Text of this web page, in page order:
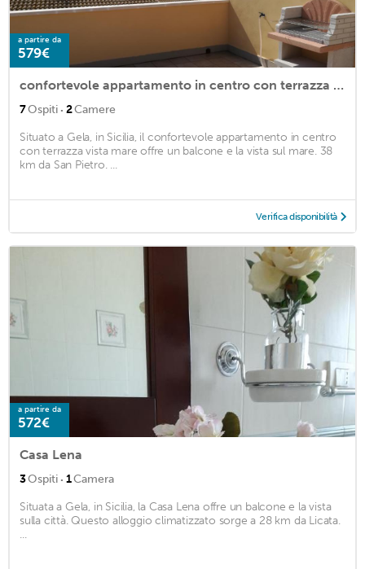
a partire da
579€
confortevole appartamento in centro con terrazza vista mare
7Ospiti · 2Camere
Situato a Gela, in Sicilia, il confortevole appartamento in centro
con terrazza vista mare offre un balcone e la vista sul mare. 38
km da San Pietro. ...
Verifica disponibilità
a partire da
572€
Casa Lena
3Ospiti · 1Camera
Situata a Gela, in Sicilia, la Casa Lena offre un balcone e la vista
sulla città. Questo alloggio climatizzato sorge a 28 km da Licata.
...